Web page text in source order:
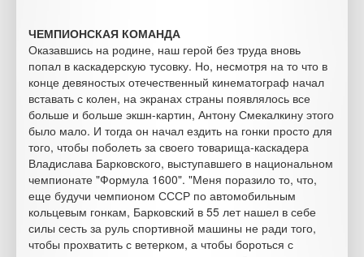
ЧЕМПИОНСКАЯ КОМАНДА
Оказавшись на родине, наш герой без труда вновь
попал в каскадерскую тусовку. Но, несмотря на то что в
конце девяностых отечественный кинематограф начал
вставать с колен, на экранах страны появлялось все
больше и больше экшн-картин, Антону Смекалкину этого
было мало. И тогда он начал ездить на гонки просто для
того, чтобы поболеть за своего товарища-каскадера
Владислава Барковского, выступавшего в национальном
чемпионате "Формула 1600". "Меня поразило то, что,
еще будучи чемпионом СССР по автомобильным
кольцевым гонкам, Барковский в 55 лет нашел в себе
силы сесть за руль спортивной машины не ради того,
чтобы прохватить с ветерком, а чтобы бороться с